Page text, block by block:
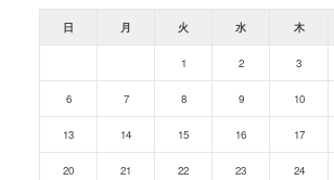
日 月 火 水 木
1 2 3
6 7 8 9 10
13 14 15 16 17
20 21 22 23 24